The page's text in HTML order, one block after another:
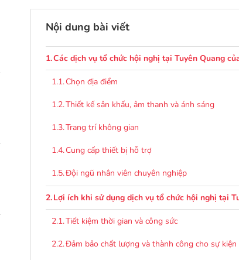
Nội dung bài viết
Các dịch vụ tổ chức hội nghị tại Tuyên Quang
Chọn địa điểm
Thiết kế sân khấu, âm thanh và ánh sáng
Trang trí không gian
Cung cấp thiết bị hỗ trợ
Đội ngũ nhân viên chuyên nghiệp
Lợi ích khi sử dụng dịch vụ tổ chức hội nghị tại
Tiết kiệm thời gian và công sức
Đảm bảo chất lượng và thành công cho sự kiện